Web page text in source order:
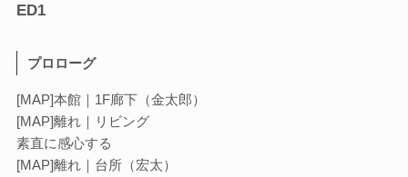
ED1
プロローグ
[MAP]本館｜1F廊下（金太郎）
[MAP]離れ｜リビング
素直に感心する
[MAP]離れ｜台所（宏太）